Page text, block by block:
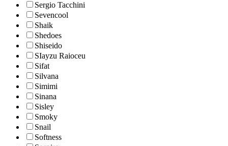
Sergio Tacchini
Sevencool
Shaik
Shedoes
Shiseido
SIayzu Raioceu
Sifat
Silvana
Simimi
Sinana
Sisley
Smoky
Snail
Softness